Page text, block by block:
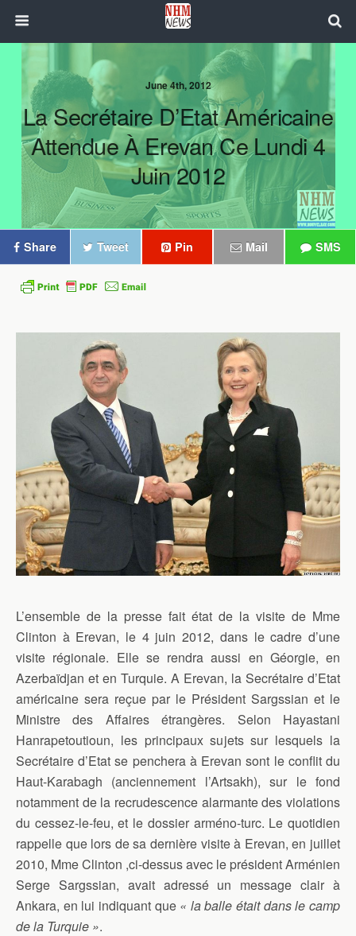
June 4th, 2012
La Secrétaire D’Etat Américaine
Attendue À Erevan Ce Lundi 4
Juin 2012
Share Tweet Pin Mail SMS
L’ensemble de la presse fait état de la visite de Mme
Clinton à Erevan, le 4 juin 2012, dans le cadre d’une
visite régionale. Elle se rendra aussi en Géorgie, en
Azerbaïdjan et en Turquie. A Erevan, la Secrétaire d’Etat
américaine sera reçue par le Président Sargssian et le
Ministre des Affaires étrangères. Selon Hayastani
Hanrapetoutioun, les principaux sujets sur lesquels la
Secrétaire d’Etat se penchera à Erevan sont le conflit du
Haut-Karabagh (anciennement l’Artsakh), sur le fond
notamment de la recrudescence alarmante des violations
du cessez-le-feu, et le dossier arméno-turc. Le quotidien
rappelle que lors de sa dernière visite à Erevan, en juillet
2010, Mme Clinton ,ci-dessus avec le président Arménien
Serge Sargssian, avait adressé un message clair à
Ankara, en lui indiquant que « la balle était dans le camp
de la Turquie ».